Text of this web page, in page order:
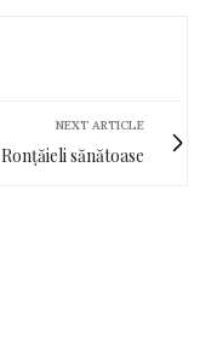
NEXT ARTICLE
Ronțăieli sănătoase